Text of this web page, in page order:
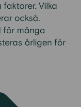
Vilka
också.
för många
årligen för